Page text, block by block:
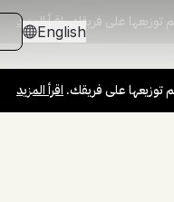
English
على فريقك. اقرأ المزيد
على فريقك.اقرأ المزيد